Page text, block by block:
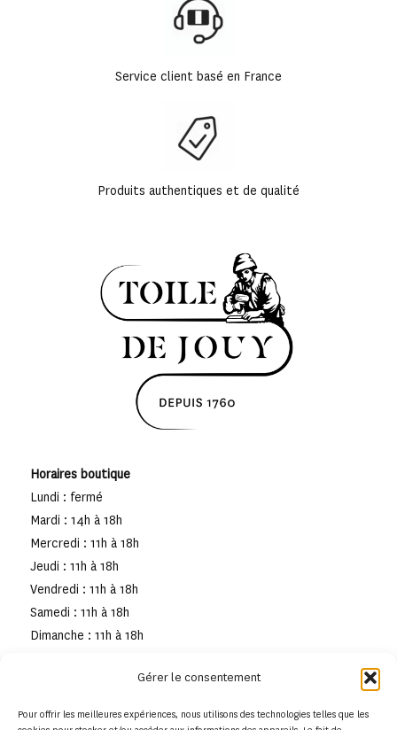
Gérer le consentement
Pour offrir les meilleures expériences, nous utilisons des technologies telles que les
Service client basé en France
Produits authentiques et de qualité
Horaires boutique
Lundi : fermé
Mardi : 14h à 18h
Mercredi : 11h à 18h
Jeudi : 11h à 18h
Vendredi : 11h à 18h
Samedi : 11h à 18h
Dimanche : 11h à 18h